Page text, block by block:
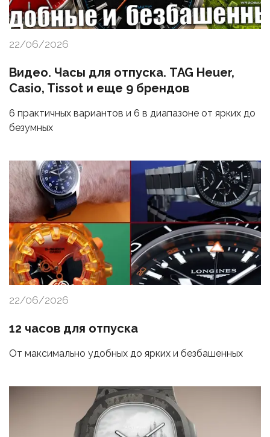
22/06/2026
Видео. Часы для отпуска. TAG Heuer,
Casio, Tissot и еще 9 брендов
6 практичных вариантов и 6 в диапазоне от ярких до
безумных
22/06/2026
12 часов для отпуска
От максимально удобных до ярких и безбашенных